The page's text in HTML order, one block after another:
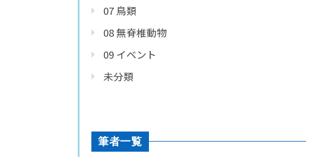
07 鳥類
08 無脊椎動物
09 イベント
未分類
筆者一覧